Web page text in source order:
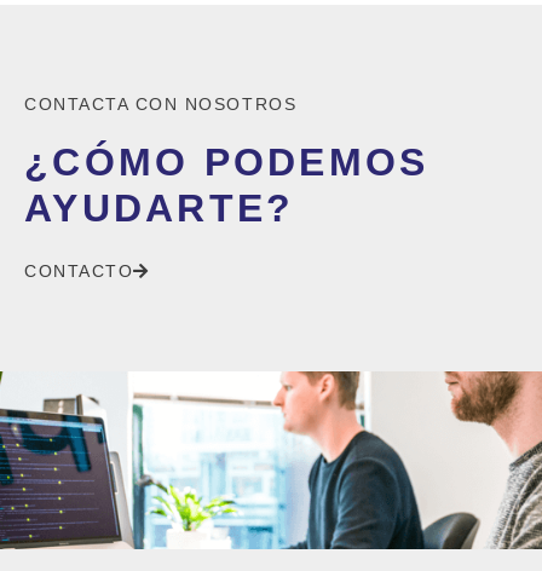
CONTACTA CON NOSOTROS
¿CÓMO PODEMOS
AYUDARTE?
CONTACTO